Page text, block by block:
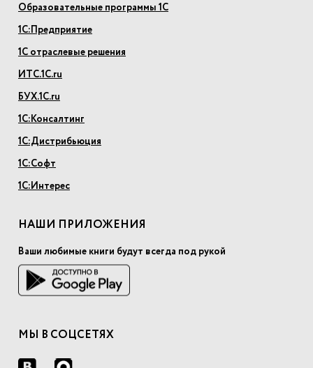
Образовательные программы 1С
1С:Предприятие
1С отраслевые решения
ИТС.1С.ru
БУХ.1С.ru
1С:Консалтинг
1С:Дистрибьюция
1С:Софт
1С:Интерес
НАШИ ПРИЛОЖЕНИЯ
Ваши любимые книги будут всегда под рукой
МЫ В СОЦСЕТЯХ